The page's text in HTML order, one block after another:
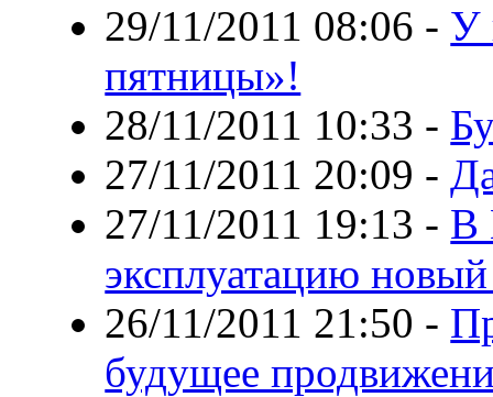
29/11/2011 08:06 - У
пятницы»!
28/11/2011 10:33 -
27/11/2011 20:09 -
27/11/2011 19:13 - В
эксплуатацию
26/11/2011 21:50 -
будущее